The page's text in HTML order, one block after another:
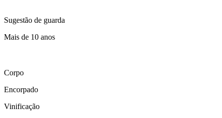
Sugestão de guarda
Mais de 10 anos
Corpo
Encorpado
Vinificação